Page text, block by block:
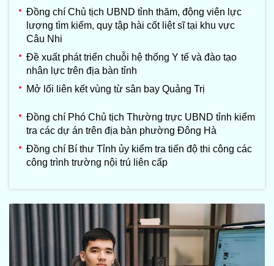
Đồng chí Chủ tịch UBND tỉnh thăm, động viên lực
lượng tìm kiếm, quy tập hài cốt liệt sĩ tại khu vực
Câu Nhi
Đề xuất phát triển chuỗi hệ thống Y tế và đào tạo
nhân lực trên địa bàn tỉnh
Mở lối liên kết vùng từ sân bay Quảng Trị
Đồng chí Phó Chủ tịch Thường trực UBND tỉnh kiểm
tra các dự án trên địa bàn phường Đông Hà
Đồng chí Bí thư Tỉnh ủy kiểm tra tiến độ thi công các
công trình trường nội trú liên cấp